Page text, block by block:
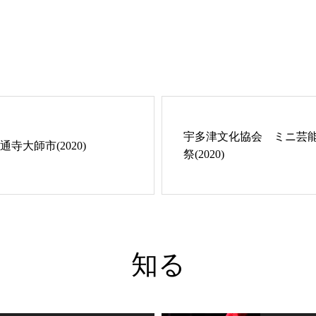
寺大師市(2020)
宇多津文化協会 ミニ芸
祭(2020)
知る